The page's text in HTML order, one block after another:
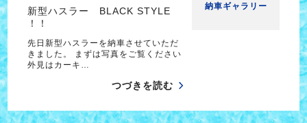
新型ハスラー BLACK STYLE
！！
先日新型ハスラーを納車させていただ
きました。 まずは写真をご覧ください
外見はカーキ…
つづきを読む
納車ギャラリー